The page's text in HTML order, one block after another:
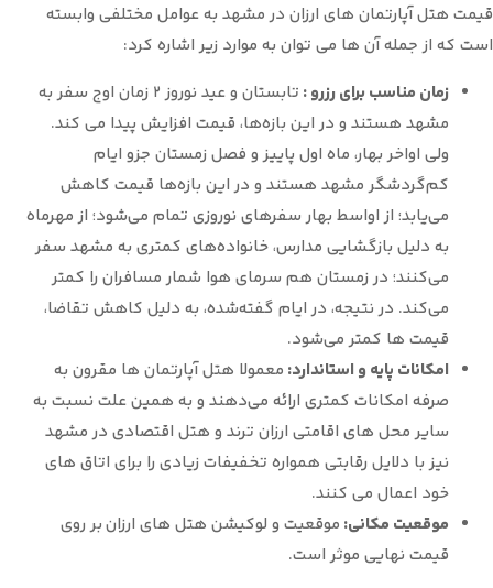
قیمت هتل آپارتمان های ارزان در مشهد به عوامل مختلفی وابسته
است که از جمله آن ها می توان به موارد زیر اشاره کرد:
زمان مناسب برای رزرو :
تابستان و عید نوروز ۲ زمان اوج سفر به
مشهد هستند و در این بازه‌ها، قیمت افزایش پیدا می کند.
ولی اواخر بهار، ماه اول پاییز و فصل زمستان جزو ایام
کم‌گردشگر مشهد هستند و در این بازه‌ها قیمت کاهش
می‌یابد؛ از اواسط بهار سفرهای نوروزی تمام می‌شود؛ از مهرماه
به دلیل بازگشایی مدارس، خانواده‌های کمتری به مشهد سفر
می‌کنند؛ در زمستان هم سرمای هوا شمار مسافران را کمتر
می‌کند. در نتیجه، در ایام گفته‌شده، به دلیل کاهش تقاضا،
قیمت ها کمتر می‌شود.
امکانات پایه و استاندارد: معمولا هتل‌ آپارتمان ها مقرون به
صرفه امکانات کمتری ارائه می‌دهند و به همین علت نسبت به
سایر محل های اقامتی ارزان ترند و هتل اقتصادی در مشهد
نیز با دلایل رقابتی همواره تخفیفات زیادی را برای اتاق های
خود اعمال می کنند.
موقعیت مکانی: موقعیت و لوکیشن هتل های ارزان بر روی
قیمت نهایی موثر است.